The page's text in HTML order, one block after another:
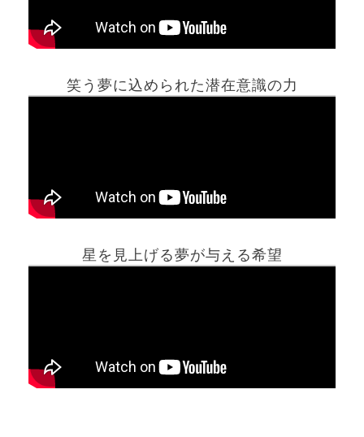
笑う夢に込められた潜在意識の力
星を見上げる夢が与える希望
ホーム
最新記事動画